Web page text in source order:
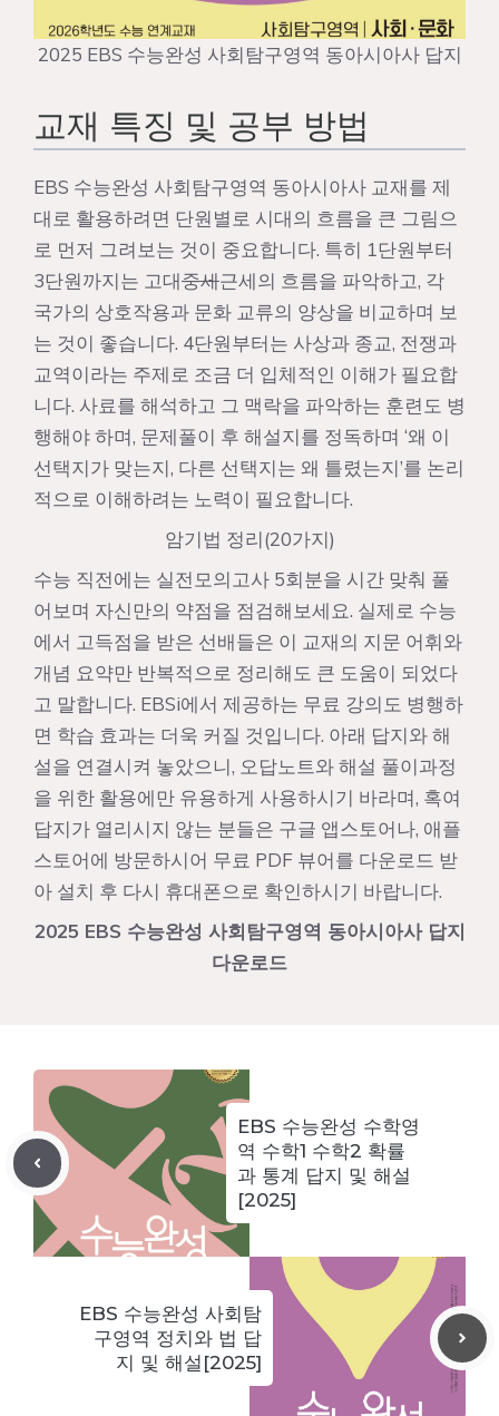
2025 EBS 수능완성 사회탐구영역 동아시아사 답지
교재 특징 및 공부 방법
EBS 수능완성 사회탐구영역 동아시아사 교재를 제
대로 활용하려면 단원별로 시대의 흐름을 큰 그림으
로 먼저 그려보는 것이 중요합니다. 특히 1단원부터
3단원까지는 고대중세근세의 흐름을 파악하고, 각
국가의 상호작용과 문화 교류의 양상을 비교하며 보
는 것이 좋습니다. 4단원부터는 사상과 종교, 전쟁과
교역이라는 주제로 조금 더 입체적인 이해가 필요합
니다. 사료를 해석하고 그 맥락을 파악하는 훈련도 병
행해야 하며, 문제풀이 후 해설지를 정독하며 ‘왜 이
선택지가 맞는지, 다른 선택지는 왜 틀렸는지’를 논리
적으로 이해하려는 노력이 필요합니다.
암기법 정리(20가지)
수능 직전에는 실전모의고사 5회분을 시간 맞춰 풀
어보며 자신만의 약점을 점검해보세요. 실제로 수능
에서 고득점을 받은 선배들은 이 교재의 지문 어휘와
개념 요약만 반복적으로 정리해도 큰 도움이 되었다
고 말합니다. EBSi에서 제공하는 무료 강의도 병행하
면 학습 효과는 더욱 커질 것입니다. 아래 답지와 해
설을 연결시켜 놓았으니, 오답노트와 해설 풀이과정
을 위한 활용에만 유용하게 사용하시기 바라며, 혹여
답지가 열리시지 않는 분들은 구글 앱스토어나, 애플
스토어에 방문하시어 무료 PDF 뷰어를 다운로드 받
아 설치 후 다시 휴대폰으로 확인하시기 바랍니다.
2025 EBS 수능완성 사회탐구영역 동아시아사 답지
다운로드
EBS 수능완성 수학영
역 수학1 수학2 확률
과 통계 답지 및 해설
[2025]
EBS 수능완성 사회탐
구영역 정치와 법 답
지 및 해설[2025]